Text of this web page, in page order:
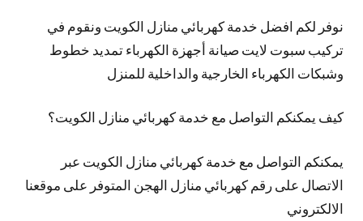
نوفر لكم افضل خدمة كهربائي منازل الكويت ونقوم في
تركيب سبوت لايت صيانة أجهزة الكهرباء تمديد خطوط
وشبكات الكهرباء الخارجية والداخلية للمنزل
كيف يمكنكم التواصل مع خدمة كهربائي منازل الكويت؟
يمكنكم التواصل مع خدمة كهربائي منازل الكويت عبر
الاتصال على رقم كهربائي منازل الهجن المتوفر على موقعنا
الالكتروني